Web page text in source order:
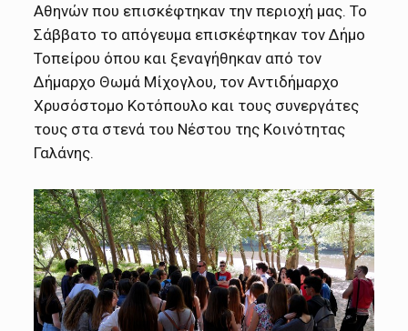
Αθηνών που επισκέφτηκαν την περιοχή μας. Το
Σάββατο το απόγευμα επισκέφτηκαν τον Δήμο
Τοπείρου όπου και ξεναγήθηκαν από τον
Δήμαρχο Θωμά Μίχογλου, τον Αντιδήμαρχο
Χρυσόστομο Κοτόπουλο και τους συνεργάτες
τους στα στενά του Νέστου της Κοινότητας
Γαλάνης.